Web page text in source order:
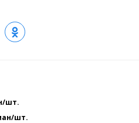
шт.
шт.